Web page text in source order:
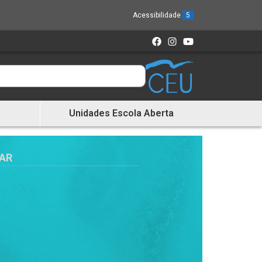
Acessibilidade 5
Unidades Escola Aberta